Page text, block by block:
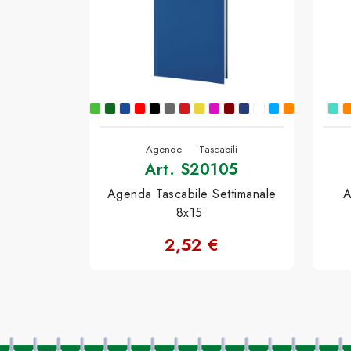
Agende Tascabili
Art. S20105
Agenda Tascabile Settimanale
8x15
2,52 €